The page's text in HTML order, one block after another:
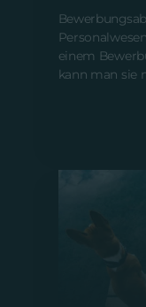
einem
kann man sie